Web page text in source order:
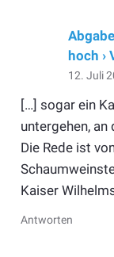
hoch ›
12. Juli
[…] sogar ein
untergehen,
Die Rede ist
Kaiser
Antworten